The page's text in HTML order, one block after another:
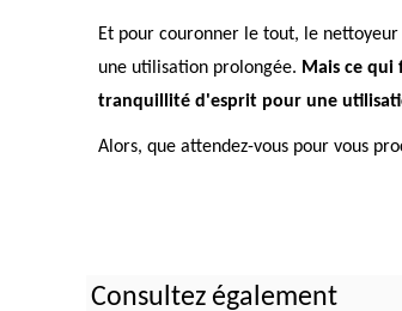
Et pour couronner le tout, le
une utilisation prolongée. Mais ce qui
tranquillité d'esprit pour une
Alors, que attendez-vous pour vous
Consultez également